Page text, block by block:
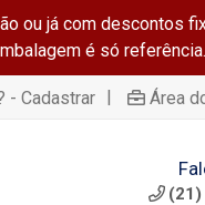
ou já com descontos
é só referência.
- Cadastrar | Área
(21)